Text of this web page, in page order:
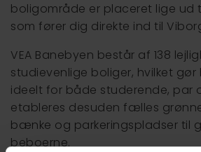
boligområde er placeret lige ud
som fører dig direkte ind til
VEA Banebyen består af 138
studievenlige boliger, hvilket
ideelt for både studerende, par
etableres desuden fælles
bænke og parkeringspladser til
beboerne.